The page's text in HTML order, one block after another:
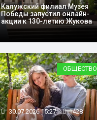
Калужский филиал Музея
Победы запустил онлайн-
акции к 130-летию Жукова
ОБЩЕСТВО
30.07.2026 15:27 1428